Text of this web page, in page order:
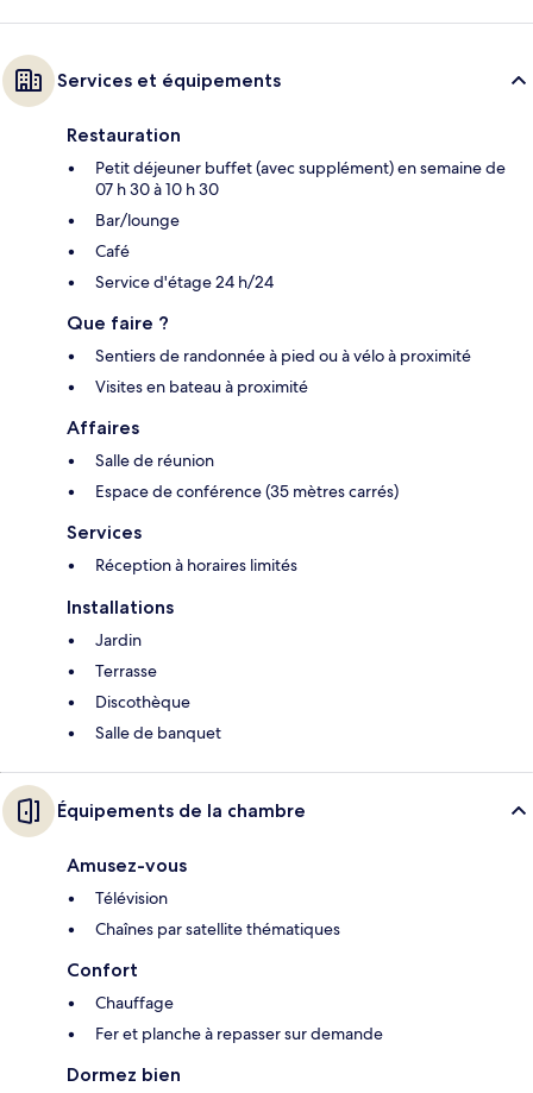
Services et équipements
Restauration
Petit déjeuner buffet (avec supplément) en semaine de
07 h 30 à 10 h 30
Bar/lounge
Café
Service d'étage 24 h/24
Que faire ?
Sentiers de randonnée à pied ou à vélo à proximité
Visites en bateau à proximité
Affaires
Salle de réunion
Espace de conférence (35 mètres carrés)
Services
Réception à horaires limités
Installations
Jardin
Terrasse
Discothèque
Salle de banquet
Équipements de la chambre
Amusez-vous
Télévision
Chaînes par satellite thématiques
Confort
Chauffage
Fer et planche à repasser sur demande
Dormez bien